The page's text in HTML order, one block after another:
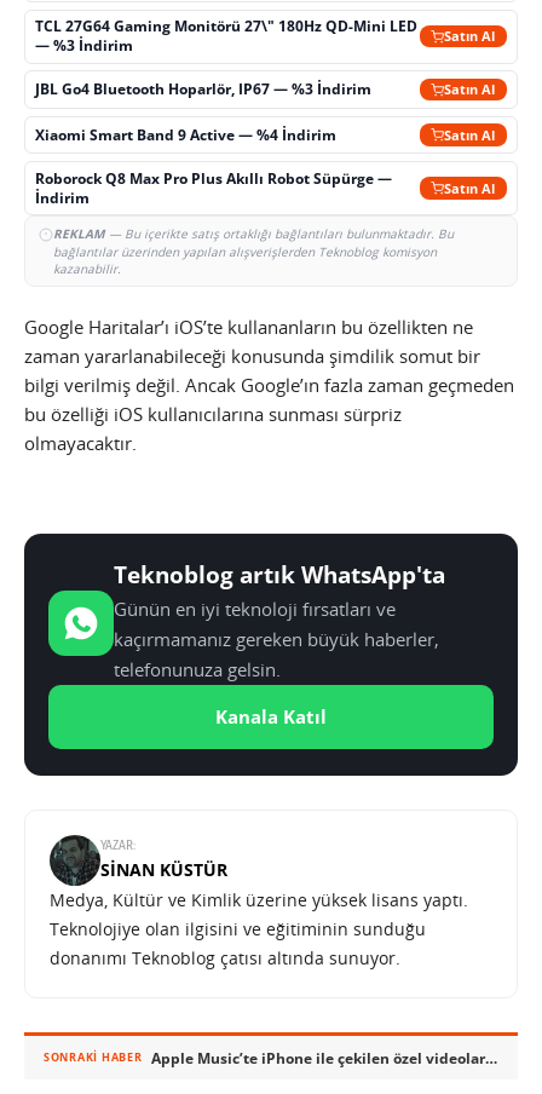
TCL 27G64 Gaming Monitörü 27\" 180Hz QD-Mini LED
— %3 İndirim
Satın Al
JBL Go4 Bluetooth Hoparlör, IP67 — %3 İndirim Satın Al
Xiaomi Smart Band 9 Active — %4 İndirim Satın Al
Roborock Q8 Max Pro Plus Akıllı Robot Süpürge —
İndirim
Satın Al
REKLAM— Bu içerikte satış ortaklığı bağlantıları bulunmaktadır. Bu
bağlantılar üzerinden yapılan alışverişlerden Teknoblog komisyon
kazanabilir.
Google Haritalar’ı iOS’te kullananların bu özellikten ne
zaman yararlanabileceği konusunda şimdilik somut bir
bilgi verilmiş değil. Ancak Google’ın fazla zaman geçmeden
bu özelliği iOS kullanıcılarına sunması sürpriz
olmayacaktır.
Teknoblog artık WhatsApp'ta
Günün en iyi teknoloji fırsatları ve
kaçırmamanız gereken büyük haberler,
telefonunuza gelsin.
Kanala Katıl
YAZAR:
SINAN KÜSTÜR
Medya, Kültür ve Kimlik üzerine yüksek lisans yaptı.
Teknolojiye olan ilgisini ve eğitiminin sunduğu
donanımı Teknoblog çatısı altında sunuyor.
SONRAKI HABER Apple Music’te iPhone ile çekilen özel videolar serisi başladı